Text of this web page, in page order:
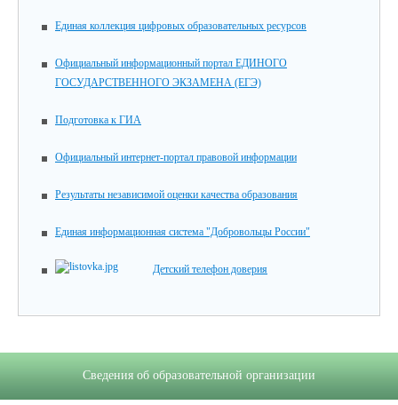
Единая коллекция цифровых образовательных ресурсов
Официальный информационный портал ЕДИНОГО
ГОСУДАРСТВЕННОГО ЭКЗАМЕНА (ЕГЭ)
Подготовка к ГИА
Официальный интернет-портал правовой информации
Результаты независимой оценки качества образования
Единая информационная система "Добровольцы России"
Детский телефон доверия
Сведения об образовательной организации